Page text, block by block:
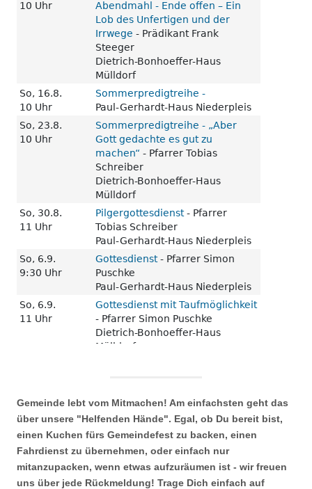
Gemeinde lebt vom Mitmachen! Am einfachsten geht das
über unsere "Helfenden Hände". Egal, ob Du bereit bist,
einen Kuchen fürs Gemeindefest zu backen, einen
Fahrdienst zu übernehmen, oder einfach nur
mitanzupacken, wenn etwas aufzuräumen ist - wir freuen
uns über jede Rückmeldung! Trage Dich einfach auf